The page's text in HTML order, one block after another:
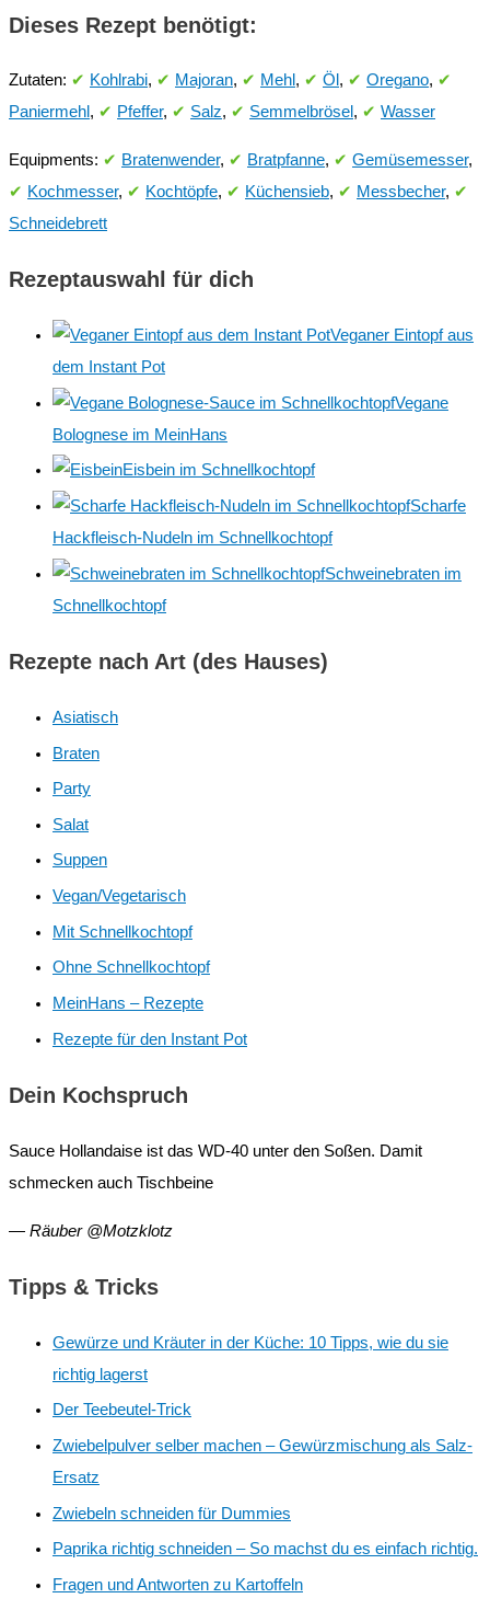
c
e
n
n
c
Dieses Rezept benötigt:
Zutaten: ✔ Kohlrabi, ✔ Majoran, ✔ Mehl , ✔ Öl , ✔ Oregano, ✔
Paniermehl , ✔ Pfeffer, ✔ Salz, ✔ Semmelbrösel , ✔ Wasser
Equipments: ✔ Bratenwender, ✔ Bratpfanne, ✔ Gemüsemesser,
✔ Kochmesser, ✔ Kochtöpfe, ✔ Küchensieb, ✔ Messbecher, ✔
Schneidebrett
Rezeptauswahl für dich
Veganer Eintopf aus
dem Instant Pot
Vegane
Bolognese im MeinHans
Eisbein im Schnellkochtopf
Scharfe
Hackfleisch-Nudeln im Schnellkochtopf
Schweinebraten im
Schnellkochtopf
Rezepte nach Art (des Hauses)
Asiatisch
Braten
Party
Salat
Suppen
Vegan/Vegetarisch
Mit Schnellkochtopf
Ohne Schnellkochtopf
MeinHans – Rezepte
Rezepte für den Instant Pot
Dein Kochspruch
Sauce Hollandaise ist das WD-40 unter den Soßen. Damit
schmecken auch Tischbeine
— Räuber @Motzklotz
Tipps & Tricks
Gewürze und Kräuter in der Küche: 10 Tipps, wie du sie
richtig lagerst
Der Teebeutel-Trick
Zwiebelpulver selber machen – Gewürzmischung als Salz-
Ersatz
Zwiebeln schneiden für Dummies
Paprika richtig schneiden – So machst du es einfach richtig.
Fragen und Antworten zu Kartoffeln